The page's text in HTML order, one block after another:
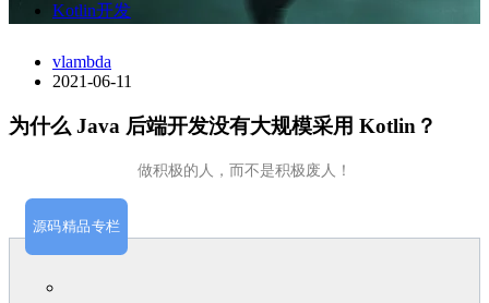
Kotlin开发
vlambda
2021-06-11
为什么 Java 后端开发没有大规模采用 Kotlin？
做积极的人，而不是积极废人！
源码精品专栏